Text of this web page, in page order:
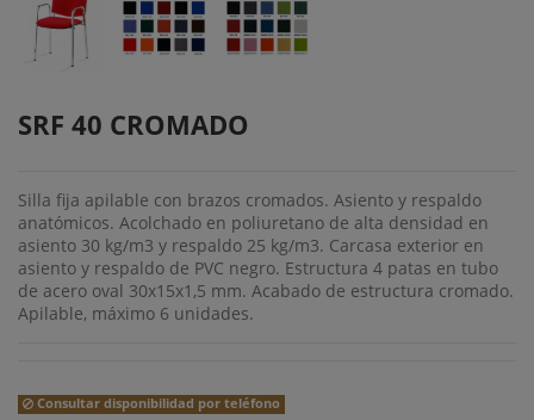
SRF 40 CROMADO
Silla fija apilable con brazos cromados. Asiento y respaldo
anatómicos. Acolchado en poliuretano de alta densidad en
asiento 30 kg/m3 y respaldo 25 kg/m3. Carcasa exterior en
asiento y respaldo de PVC negro. Estructura 4 patas en tubo
de acero oval 30x15x1,5 mm. Acabado de estructura cromado.
Apilable, máximo 6 unidades.
Consultar disponibilidad por teléfono